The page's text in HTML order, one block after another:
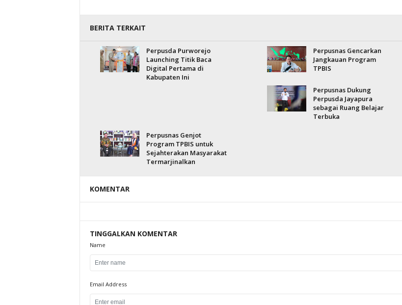
BERITA TERKAIT
Perpusda Purworejo
Launching Titik Baca
Digital Pertama di
Kabupaten Ini
Perpusnas Gencarkan
Jangkauan Program
TPBIS
Perpusnas Dukung
Perpusda Jayapura
sebagai Ruang Belajar
Terbuka
Perpusnas Genjot
Program TPBIS untuk
Sejahterakan Masyarakat
Termarjinalkan
KOMENTAR
TINGGALKAN KOMENTAR
Name
Email Address